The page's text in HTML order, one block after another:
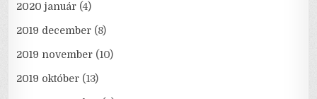
2020 január (4)
2019 december (8)
2019 november (10)
2019 október (13)